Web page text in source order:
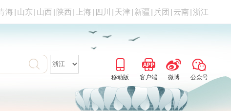
海 山东 山西 陕西 上海 四川 天津 新疆 兵团 云南 浙江
移动版 客户端 微博 公众号